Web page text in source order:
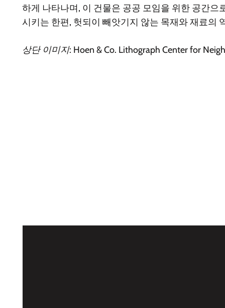
하게 나타나며, 이 건물은 공공 모임을 위한 공간
시키는 한편, 헛되이 빼앗기지 않는 목재와 재료의
상단 이미지: Hoen & Co. Lithograph Center for